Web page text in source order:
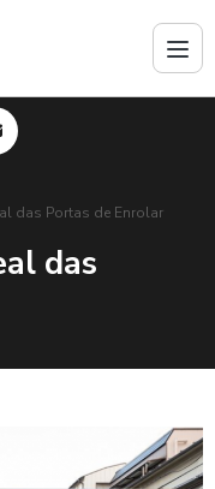
das Portas de Enrolar
das